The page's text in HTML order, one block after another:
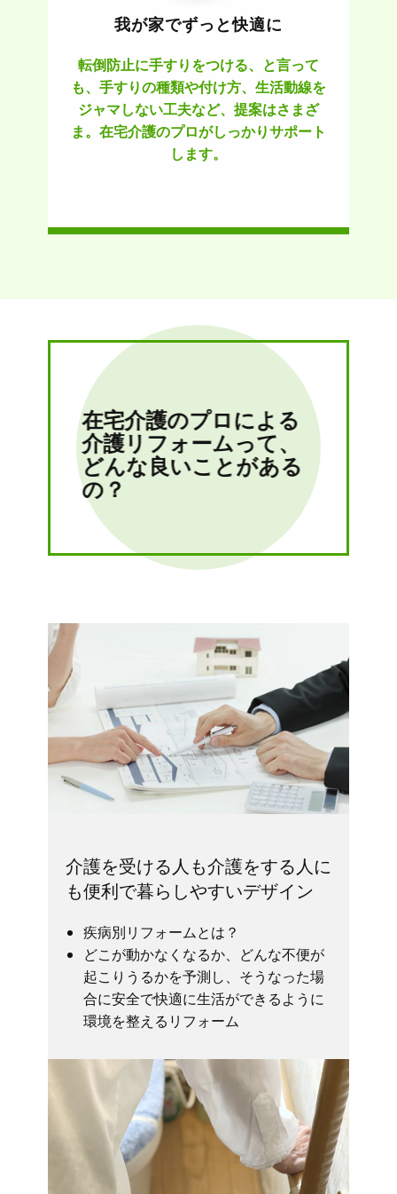
我が家でずっと快適に
転倒防止に手すりをつける、と言って
も、手すりの種類や付け方、生活動線を
ジャマしない工夫など、提案はさまざ
ま。在宅介護のプロがしっかりサポート
します。
在宅介護のプロによる
介護リフォームって、
どんな良いことがある
の？
介護を受ける人も介護をする人に
も便利で暮らしやすいデザイン
疾病別リフォームとは？
どこが動かなくなるか、どんな不便が
起こりうるかを予測し、そうなった場
合に安全で快適に生活ができるように
環境を整えるリフォーム